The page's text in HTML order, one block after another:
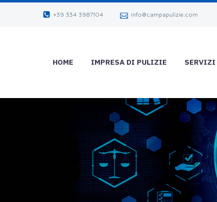
+39 334 3987104 info@campapulizie.com
HOME IMPRESA DI PULIZIE